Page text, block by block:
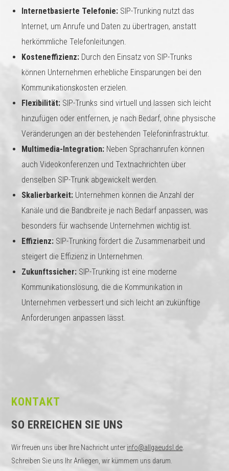
Internetbasierte Telefonie: SIP-Trunking nutzt das
Internet, um Anrufe und Daten zu übertragen, anstatt
herkömmliche Telefonleitungen.
Kosteneffizienz: Durch den Einsatz von SIP-Trunks
können Unternehmen erhebliche Einsparungen bei den
Kommunikationskosten erzielen.
Flexibilität: SIP-Trunks sind virtuell und lassen sich leicht
hinzufügen oder entfernen, je nach Bedarf, ohne physische
Veränderungen an der bestehenden Telefoninfrastruktur.
Multimedia-Integration: Neben Sprachanrufen können
auch Videokonferenzen und Textnachrichten über
denselben SIP-Trunk abgewickelt werden.
Skalierbarkeit: Unternehmen können die Anzahl der
Kanäle und die Bandbreite je nach Bedarf anpassen, was
besonders für wachsende Unternehmen wichtig ist.
Effizienz: SIP-Trunking fördert die Zusammenarbeit und
steigert die Effizienz in Unternehmen.
Zukunftssicher: SIP-Trunking ist eine moderne
Kommunikationslösung, die die Kommunikation in
Unternehmen verbessert und sich leicht an zukünftige
Anforderungen anpassen lässt.
KONTAKT
SO ERREICHEN SIE UNS
Wir freuen uns über Ihre Nachricht unter info@allgaeudsl.de.
Schreiben Sie uns Ihr Anliegen, wir kümmern uns darum.